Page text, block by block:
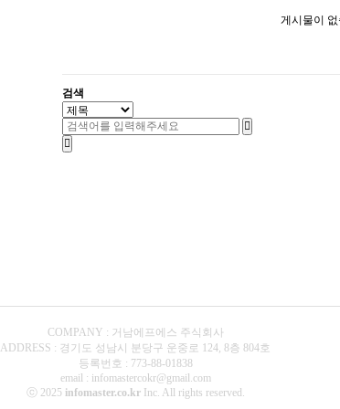
게시물이
검색
COMPANY : 거남에프에스 주식회사
ADDRESS : 경기도 성남시 분당구 운중로 124, 8층 804호
등록번호 : 773-88-01838
email : infomastercokr@gmail.com
ⓒ 2025 infomaster.co.krInc. All rights reserved.